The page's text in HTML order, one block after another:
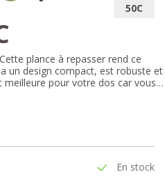
50C
plance à repasser rend ce
un design compact, est robuste et
meilleure pour votre dos car vous
En stock